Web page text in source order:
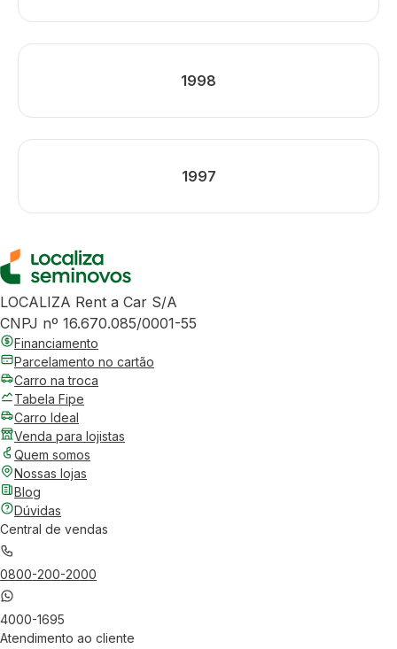
1998
1997
LOCALIZA Rent a Car S/A
CNPJ nº 16.670.085/0001-55
Financiamento
Parcelamento no cartão
Carro na troca
Tabela Fipe
Carro Ideal
Venda para lojistas
Quem somos
Nossas lojas
Blog
Dúvidas
Central de vendas
0800-200-2000
4000-1695
Atendimento ao cliente